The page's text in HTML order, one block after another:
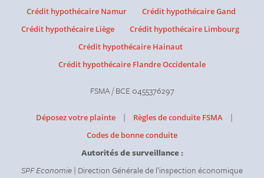
Crédit hypothécaire Namur
Crédit hypothécaire Gand
Crédit hypothécaire Liège
Crédit hypothécaire Limbourg
Crédit hypothécaire Hainaut
Crédit hypothécaire Flandre Occidentale
FSMA / BCE 0455376297
Déposez votre plainte | Règles de conduite FSMA |
Codes de bonne conduite
Autorités de surveillance :
SPF Economie| Direction Générale de l’inspection économique